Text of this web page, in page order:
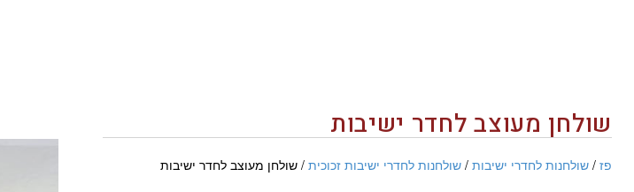
שולחן מעוצב לחדר ישיבות
פז / שולחנות לחדרי ישיבות / שולחנות לחדרי ישיבות זכוכית / שולחן מעוצב לחדר ישיבות